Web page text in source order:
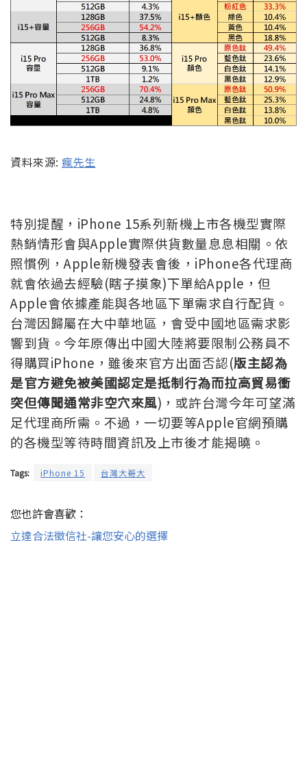
資料來源: 瘋先生
特別提醒，iPhone 15系列新機上市各機型實際
熱銷情形會與Apple實際供貨數量息息相關。依
照慣例，Apple新機發表會後，iPhone各代理商
就會依過去經驗(瞎子摸象)下單給Apple，但
Apple會依據產能與各地區下單需求自行配貨。
台灣因歸屬在大中華地區，會受中國地區需求影
響到貨。今年原傳出中國大陸將要限制公務員不
得購買iPhone，雖後來官方出面否認(版主認為
是官方避免被美國認定是抵制行為而拉高貿易衝
突但傳聞通常非空穴來風)，或許台灣今年可望滿
足代理商所需。不過，一切要等Apple官網預購
的各機型等待時間資訊及上市後才能揭曉。
Tags: iPhone 15 台灣大哥大
您也許會喜歡：
立達合法徵信社-讓您安心的選擇